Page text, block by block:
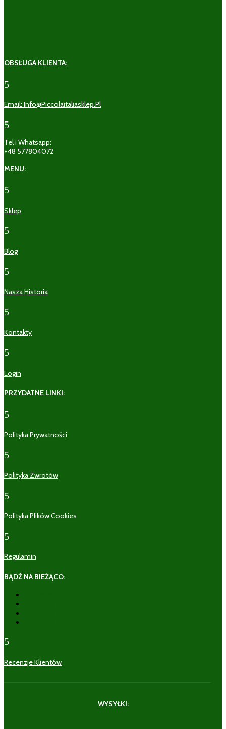
OBSŁUGA KLIENTA:
5
Email: Info@piccolaitaliasklep.pl
5
Tel i Whatsapp:
+48 577804072
MENU:
5
Sklep
5
Blog
5
Nasza Historia
5
Kontakty
5
Login
PRZYDATNE LINKI:
5
Polityka Prywatności
5
Polityka Zwrotów
5
Polityka Plików Cookies
5
Regulamin
BĄDŹ NA BIEŻĄCO:
5
Recenzje Klientów
WYSYŁKI: